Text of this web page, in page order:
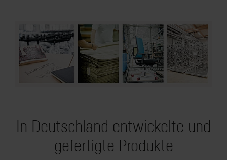
In Deutschland entwickelte und
gefertigte Produkte